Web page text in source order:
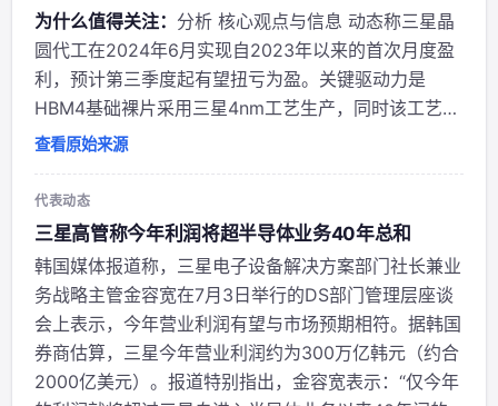
为什么值得关注： 分析 核心观点与信息 动态称三星晶
圆代工在2024年6月实现自2023年以来的首次月度盈
利，预计第三季度起有望扭亏为盈。关键驱动力是
HBM4基础裸片采用三星4nm工艺生产，同时该工艺良
率已提升至约80%。 作者背景与立场 账号 @jukan05
场，侧重三星在AI芯片代工...
查看原始来源
代表动态
三星高管称今年利润将超半导体业务40年总和
韩国媒体报道称，三星电子设备解决方案部门社长兼业
务战略主管金容宽在7月3日举行的DS部门管理层座谈
会上表示，今年营业利润有望与市场预期相符。据韩国
券商估算，三星今年营业利润约为300万亿韩元（约合
2000亿美元）。报道特别指出，金容宽表示：“仅今年